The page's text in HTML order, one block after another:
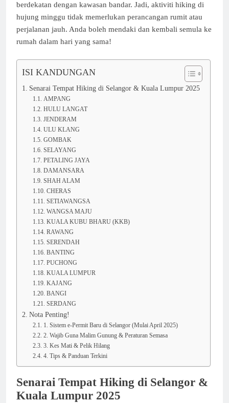
berdekatan dengan kawasan bandar. Jadi, aktiviti hiking di
hujung minggu tidak memerlukan perancangan rumit atau
perjalanan jauh. Anda boleh mendaki dan kembali semula ke
rumah dalam hari yang sama!
ISI KANDUNGAN
Senarai Tempat Hiking di Selangor & Kuala Lumpur 2025
AMPANG
HULU LANGAT
JENDERAM
ULU KLANG
GOMBAK
SELAYANG
PETALING JAYA
DAMANSARA
SHAH ALAM
CHERAS
SETIAWANGSA
WANGSA MAJU
KUALA KUBU BHARU (KKB)
RAWANG
SERENDAH
BANTING
PUCHONG
KUALA LUMPUR
KAJANG
BANGI
SERDANG
Nota Penting!
1. Sistem e‑Permit Baru di Selangor (Mulai April 2025)
2. Wajib Guna Malim Gunung & Peraturan Semasa
3. Kes Mati & Pelik Hilang
4. Tips & Panduan Terkini
Senarai Tempat Hiking di Selangor &
Kuala Lumpur 2025